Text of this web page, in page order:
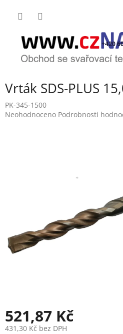
+420
Vrták SDS-PLUS
PK-345-1500
Průměrné
Neohodnoceno Podrobnosti
521,87 Kč
431,30 Kč bez DPH